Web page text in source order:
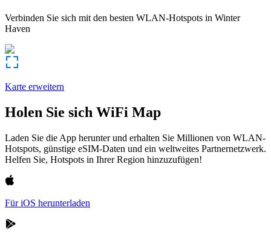
Verbinden Sie sich mit den besten WLAN-Hotspots in Winter
Haven
Karte erweitern
Holen Sie sich WiFi Map
Laden Sie die App herunter und erhalten Sie Millionen von WLAN-
Hotspots, günstige eSIM-Daten und ein weltweites Partnernetzwerk.
Helfen Sie, Hotspots in Ihrer Region hinzuzufügen!
Für iOS herunterladen